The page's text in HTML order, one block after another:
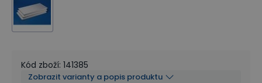
Kód zboží: 141385
Zobrazit varianty a popis produktu